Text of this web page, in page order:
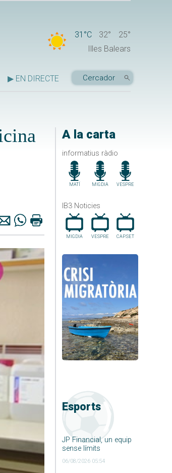
31°C 32°
25°
Illes Balears
▶ EN DIRECTE
A la carta
informatius ràdio
MATÍ MIGDIA VESPRE
IB3 Noticies
MIGDIA VESPRE CAP.SET
Esports
JP Financial, un equip
sense límits
06/08/2026 05:54